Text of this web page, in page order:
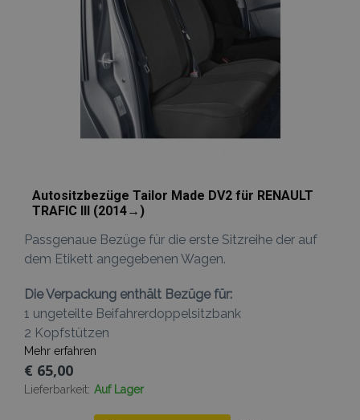
Autositzbezüge Tailor Made DV2 für RENAULT
TRAFIC III (2014→)
Passgenaue Bezüge für die erste Sitzreihe der auf
dem Etikett angegebenen Wagen.
Die Verpackung enthält Bezüge für:
1 ungeteilte Beifahrerdoppelsitzbank
2 Kopfstützen
Mehr erfahren
€ 65,00
Lieferbarkeit: Auf Lager